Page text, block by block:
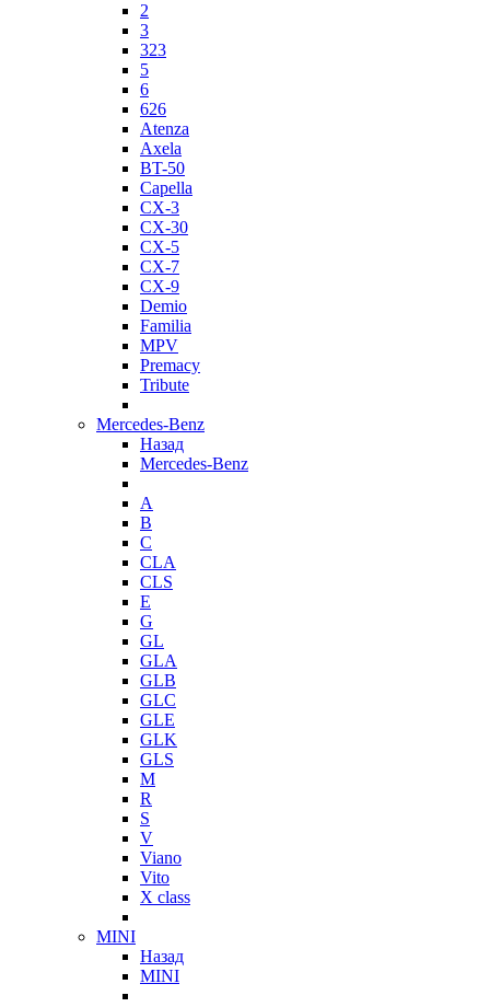
2
3
323
5
6
626
Atenza
Axela
BT-50
Capella
CX-3
CX-30
CX-5
CX-7
CX-9
Demio
Familia
MPV
Premacy
Tribute
Mercedes-Benz
Назад
Mercedes-Benz
A
B
C
CLA
CLS
E
G
GL
GLA
GLB
GLC
GLE
GLK
GLS
M
R
S
V
Viano
Vito
X class
MINI
Назад
MINI